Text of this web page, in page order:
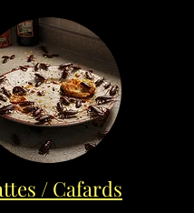
/ Cafards